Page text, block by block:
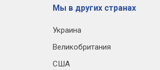
Мы в других странах
Украина
Великобритания
США